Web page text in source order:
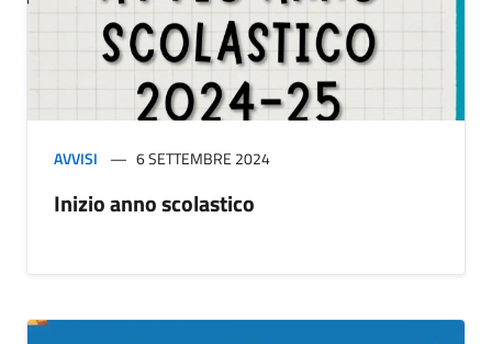
AVVISI 6 SETTEMBRE 2024
Inizio anno scolastico